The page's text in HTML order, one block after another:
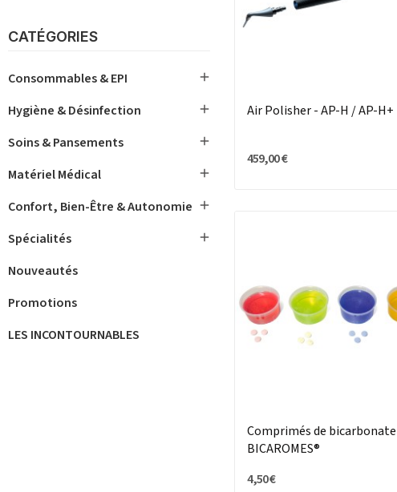
CATÉGORIES
Consommables & EPI 
Hygiène & Désinfection 
Soins & Pansements 
Matériel Médical 
Confort, Bien-Être & Autonomie 
Spécialités 
Nouveautés
Promotions
LES INCONTOURNABLES
Air Polisher - AP-H / AP-H+
459,00 €
Comprimés de bicarbonate
BICAROMES®
4,50 €